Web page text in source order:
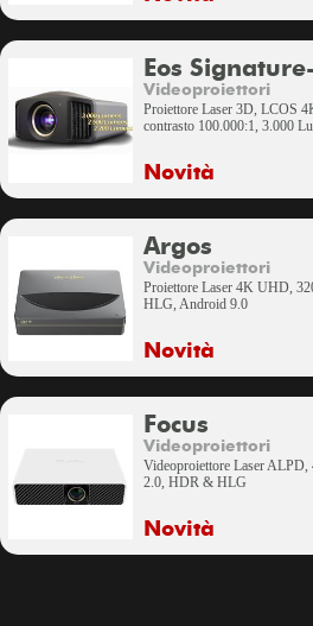
Eos
Videoproiettori
Proiettore Laser 3D, LCOS
contrasto 100.000:1, 3.000
Novità
Argos
Videoproiettori
Proiettore Laser 4K UHD,
HLG, Android 9.0
Novità
Focus
Videoproiettori
Videoproiettore Laser
2.0, HDR & HLG
Novità